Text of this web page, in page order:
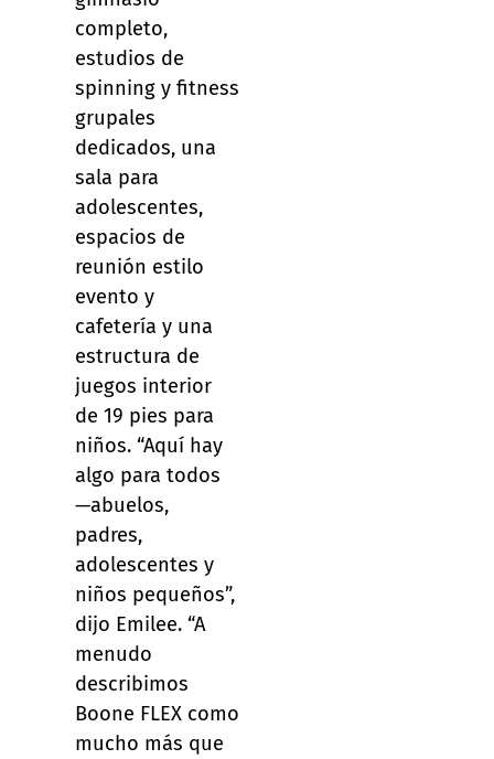
completo,
estudios de
spinning y fitness
grupales
dedicados, una
sala para
adolescentes,
espacios de
reunión estilo
evento y
cafetería y una
estructura de
juegos interior
de 19 pies para
niños. “Aquí hay
algo para todos
—abuelos,
padres,
adolescentes y
niños pequeños”,
dijo Emilee. “A
menudo
describimos
Boone FLEX como
mucho más que